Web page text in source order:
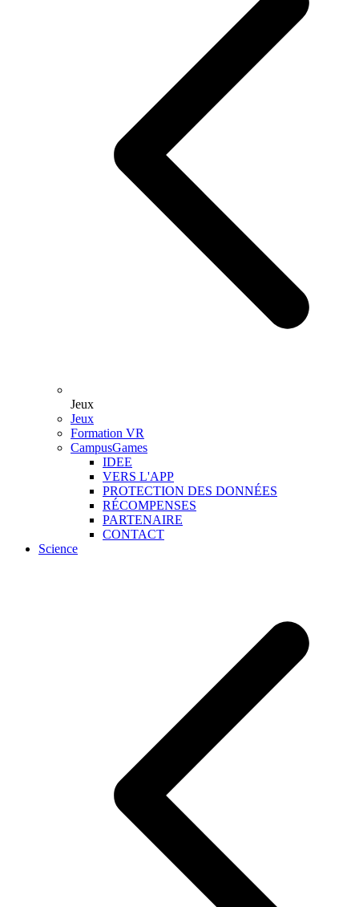
Jeux
Jeux
Formation VR
CampusGames
IDEE
VERS L'APP
PROTECTION DES DONNÉES
RÉCOMPENSES
PARTENAIRE
CONTACT
Science